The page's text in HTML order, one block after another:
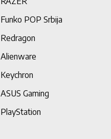
Funko POP Srbija
Redragon
Alienware
Keychron
ASUS Gaming
PlayStation